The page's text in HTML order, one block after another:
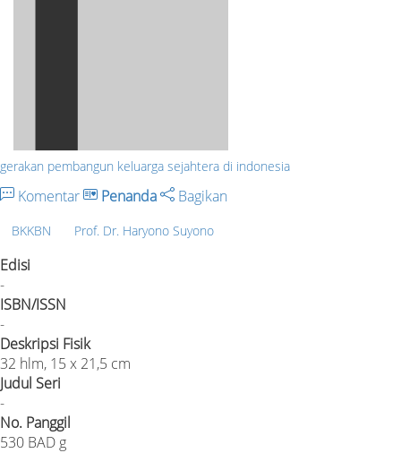
gerakan pembangun keluarga sejahtera di indonesia
Komentar Penanda Bagikan
BKKBN Prof. Dr. Haryono Suyono
Edisi
-
ISBN/ISSN
-
Deskripsi Fisik
32 hlm, 15 x 21,5 cm
Judul Seri
-
No. Panggil
530 BAD g